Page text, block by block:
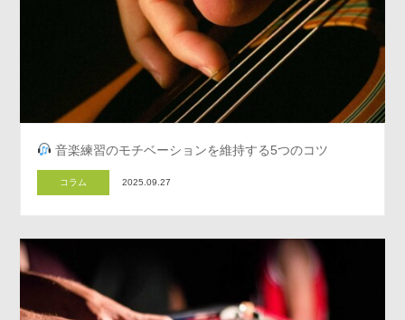
音楽練習のモチベーションを維持する5つのコツ
コラム 2025.09.27